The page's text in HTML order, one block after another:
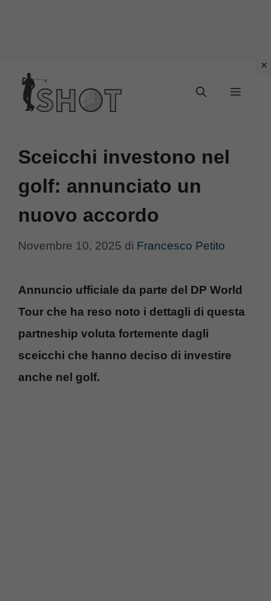
contenuto
Menu
Sceicchi investono nel
golf: annunciato un
nuovo accordo
Novembre 10, 2025 di Francesco Petito
Annuncio ufficiale da parte del DP World
Tour che ha reso noto i dettagli di questa
partneship voluta fortemente dagli
sceicchi che hanno deciso di investire
anche nel golf.